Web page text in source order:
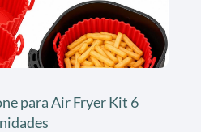
para Air Fryer Kit 6